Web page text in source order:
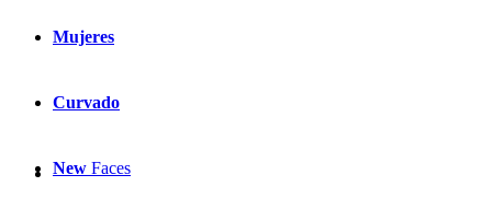
Mujeres
Curvado
New Faces